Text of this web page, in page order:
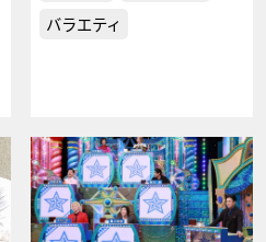
バラエティ